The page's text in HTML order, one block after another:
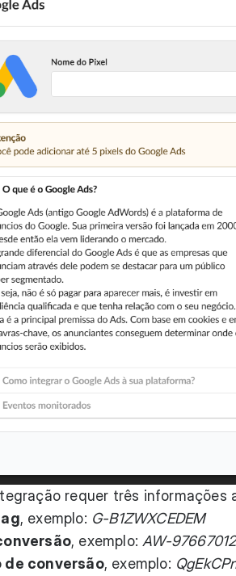
requer três informações
, exemplo: G-B1ZWXCEDEM
, exemplo: AW-
de conversão, exemplo: